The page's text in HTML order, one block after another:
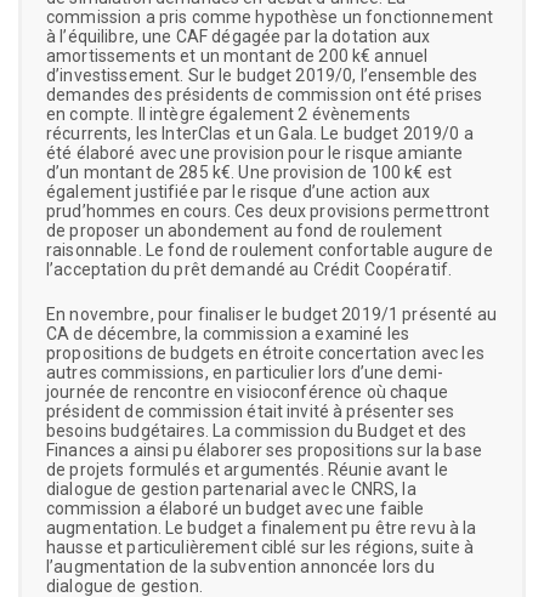
commission a pris comme hypothèse un fonctionnement
à l’équilibre, une CAF dégagée par la dotation aux
amortissements et un montant de 200 k€ annuel
d’investissement. Sur le budget 2019/0, l’ensemble des
demandes des présidents de commission ont été prises
en compte. Il intègre également 2 évènements
récurrents, les InterClas et un Gala. Le budget 2019/0 a
été élaboré avec une provision pour le risque amiante
d’un montant de 285 k€. Une provision de 100 k€ est
également justifiée par le risque d’une action aux
prud’hommes en cours. Ces deux provisions permettront
de proposer un abondement au fond de roulement
raisonnable. Le fond de roulement confortable augure de
l’acceptation du prêt demandé au Crédit Coopératif.
En novembre, pour finaliser le budget 2019/1 présenté au
CA de décembre, la commission a examiné les
propositions de budgets en étroite concertation avec les
autres commissions, en particulier lors d’une demi-
journée de rencontre en visioconférence où chaque
président de commission était invité à présenter ses
besoins budgétaires. La commission du Budget et des
Finances a ainsi pu élaborer ses propositions sur la base
de projets formulés et argumentés. Réunie avant le
dialogue de gestion partenarial avec le CNRS, la
commission a élaboré un budget avec une faible
augmentation. Le budget a finalement pu être revu à la
hausse et particulièrement ciblé sur les régions, suite à
l’augmentation de la subvention annoncée lors du
dialogue de gestion.